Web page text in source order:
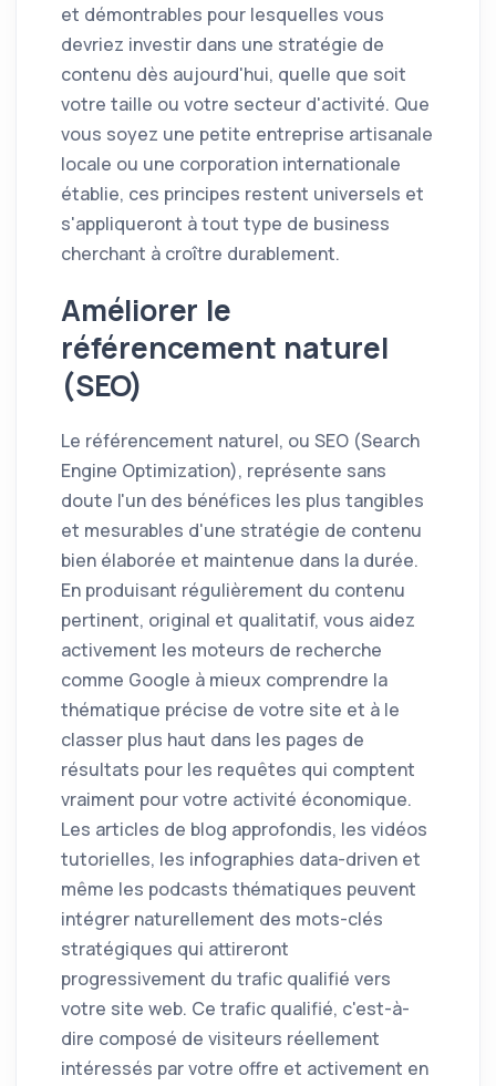
et démontrables pour lesquelles vous
devriez investir dans une stratégie de
contenu dès aujourd'hui, quelle que soit
votre taille ou votre secteur d'activité. Que
vous soyez une petite entreprise artisanale
locale ou une corporation internationale
établie, ces principes restent universels et
s'appliqueront à tout type de business
cherchant à croître durablement.
Améliorer le
référencement naturel
(SEO)
Le référencement naturel, ou SEO (Search
Engine Optimization), représente sans
doute l'un des bénéfices les plus tangibles
et mesurables d'une stratégie de contenu
bien élaborée et maintenue dans la durée.
En produisant régulièrement du contenu
pertinent, original et qualitatif, vous aidez
activement les moteurs de recherche
comme Google à mieux comprendre la
thématique précise de votre site et à le
classer plus haut dans les pages de
résultats pour les requêtes qui comptent
vraiment pour votre activité économique.
Les articles de blog approfondis, les vidéos
tutorielles, les infographies data-driven et
même les podcasts thématiques peuvent
intégrer naturellement des mots-clés
stratégiques qui attireront
progressivement du trafic qualifié vers
votre site web. Ce trafic qualifié, c'est-à-
dire composé de visiteurs réellement
intéressés par votre offre et activement en